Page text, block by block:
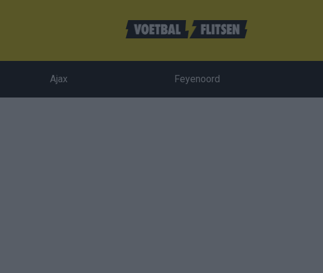
Ajax Feyenoord